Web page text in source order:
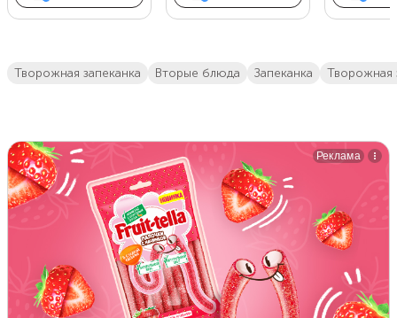
творожная запеканка вторые блюда запеканка